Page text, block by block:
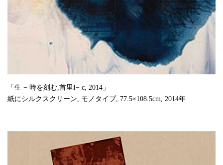
「生 − 時を刻む,首里I− c, 2014」
紙にシルクスクリーン, モノタイプ, 77.5×108.5cm, 2014年